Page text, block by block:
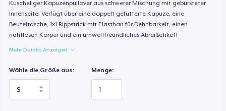
Kuscheliger Kapuzenpullover aus schwerer Mischung mit gebürsteter
Innenseite. Verfügt über eine doppelt gefütterte Kapuze, eine
Beuteltasche, 1x1 Rippstrick mit Elasthan für Dehnbarkeit, einen
nahtlosen Körper und ein umweltfreundliches Abreißetikett
Mehr Details Anzeigen
Wähle die Größe aus: Menge:
44,99 $
Classic Long Sleeve Tee